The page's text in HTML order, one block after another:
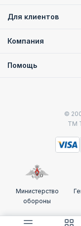
Для клиентов
Компания
Помощь
©
ТМ
Министерство
обороны